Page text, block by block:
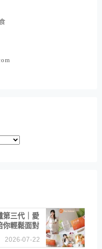
第三代｜愛
你輕鬆面對
2026-07-22